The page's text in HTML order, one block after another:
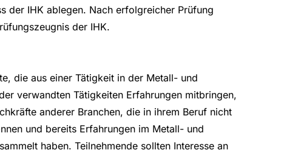
der IHK ablegen. Nach erfolgreicher Prüfung
der IHK.
die aus einer Tätigkeit in der Metall- und
verwandten Tätigkeiten Erfahrungen mitbringen,
anderer Branchen, die in ihrem Beruf nicht
und bereits Erfahrungen im Metall- und
haben. Teilnehmende sollten Interesse an